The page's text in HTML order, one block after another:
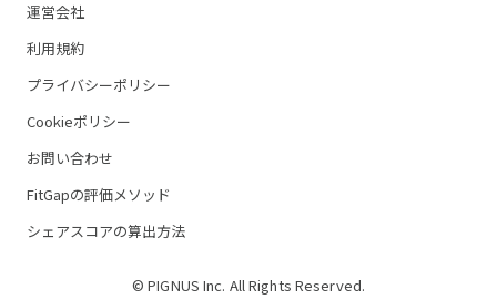
運営会社
利用規約
プライバシーポリシー
Cookieポリシー
お問い合わせ
FitGapの評価メソッド
シェアスコアの算出方法
© PIGNUS Inc. All Rights Reserved.